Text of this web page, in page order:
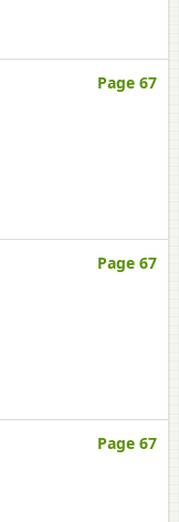
Page 67
Page 67
Page 67